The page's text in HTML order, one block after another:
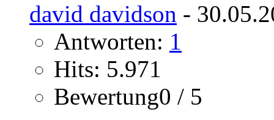
david davidson -
Antworten: 1
Hits: 5.971
Bewertung0 / 5